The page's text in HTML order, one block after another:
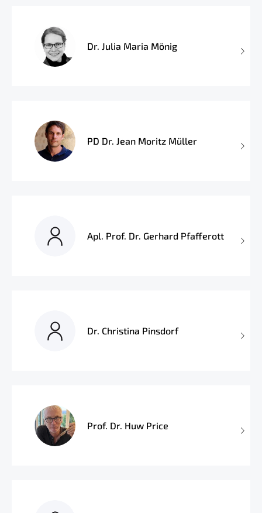
Dr. Julia Maria Mönig
PD Dr. Jean Moritz Müller
Apl. Prof. Dr. Gerhard Pfafferott
Dr. Christina Pinsdorf
Prof. Dr. Huw Price